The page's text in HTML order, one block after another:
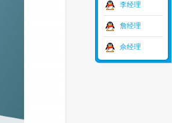
李经理
詹经理
佘经理